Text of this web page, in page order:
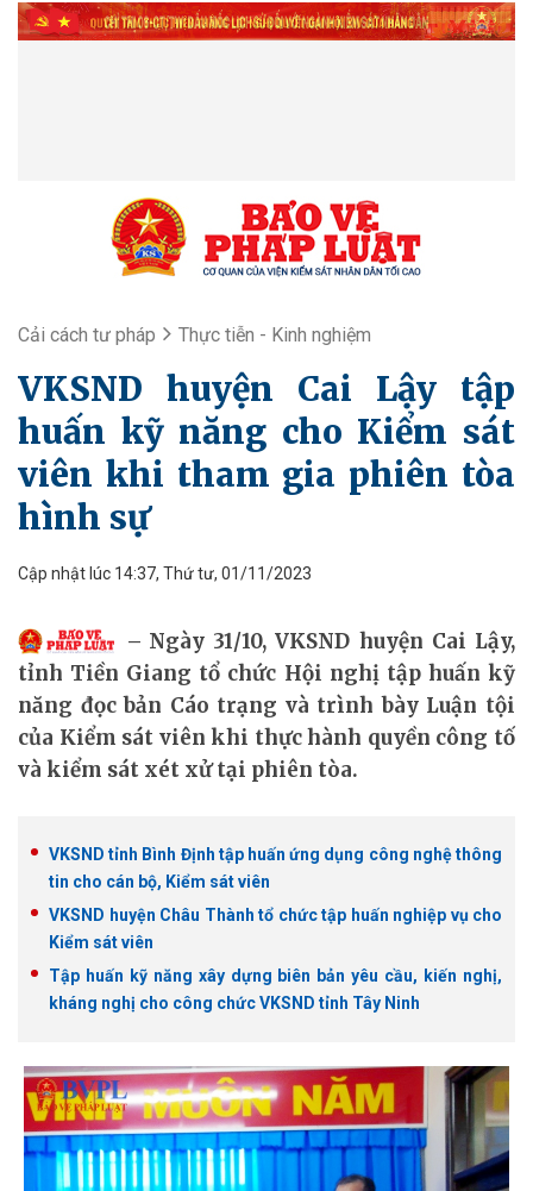
Cải cách tư pháp Thực tiễn - Kinh nghiệm
VKSND huyện Cai Lậy tập
huấn kỹ năng cho Kiểm sát
viên khi tham gia phiên tòa
hình sự
Cập nhật lúc 14:37, Thứ tư, 01/11/2023
Ngày 31/10, VKSND huyện Cai Lậy,
tỉnh Tiền Giang tổ chức Hội nghị tập huấn kỹ
năng đọc bản Cáo trạng và trình bày Luận tội
của Kiểm sát viên khi thực hành quyền công tố
và kiểm sát xét xử tại phiên tòa.
VKSND tỉnh Bình Định tập huấn ứng dụng công nghệ thông
tin cho cán bộ, Kiểm sát viên
VKSND huyện Châu Thành tổ chức tập huấn nghiệp vụ cho
Kiểm sát viên
Tập huấn kỹ năng xây dựng biên bản yêu cầu, kiến nghị,
kháng nghị cho công chức VKSND tỉnh Tây Ninh